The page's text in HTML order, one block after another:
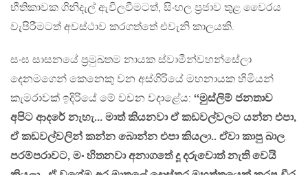
භීතිකාවක ගිනිදැල් ඇවිලවීමටත්, සිංහල ප‍්‍රජාව තුළ වෛරය
වැපිරීමටත් අවස්ථාව කරගත්තේ එවැනි කාලයකි.
සංඝ සාසනයේ ප‍්‍රමුඛතම නායක ස්වාමීන්වහන්සේලා
දෙනමගෙන් කෙනෙකු වන අස්ගිරියේ මහනායක හිමියන්
කැමරාවක් ඉදිරියේ මේ වචන වදාළේය: ‘‘මුස්ලිම් ජනතාව
අපිට ආදරේ නැහැ… මාත් කියනවා ඒ කඩවල්වලට යන්න එපා,
ඒ කඩවල්වලින් කන්න බොන්න එපා කියලා.. ඒවා කාපු බාල
පරම්පරාවට, මං හිතනවා අනාගතේ දූ දරුවොත් නැති වෙයි